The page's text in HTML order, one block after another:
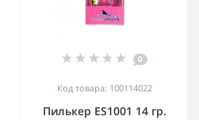
0
Код товара: 100114022
Пилькер ES1001 14 гр.